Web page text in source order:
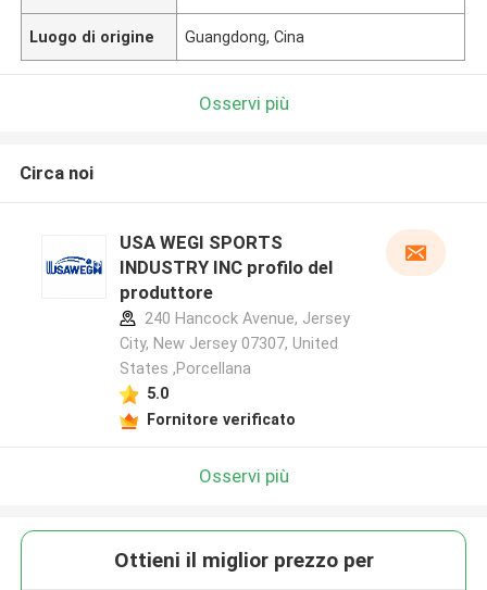
Luogo di origine Guangdong, Cina
Osservi più
Circa noi
USA WEGI SPORTS
INDUSTRY INC profilo del
produttore
240 Hancock Avenue, Jersey
City, New Jersey 07307, United
States ,Porcellana
5.0
Fornitore verificato
Osservi più
Ottieni il miglior prezzo per